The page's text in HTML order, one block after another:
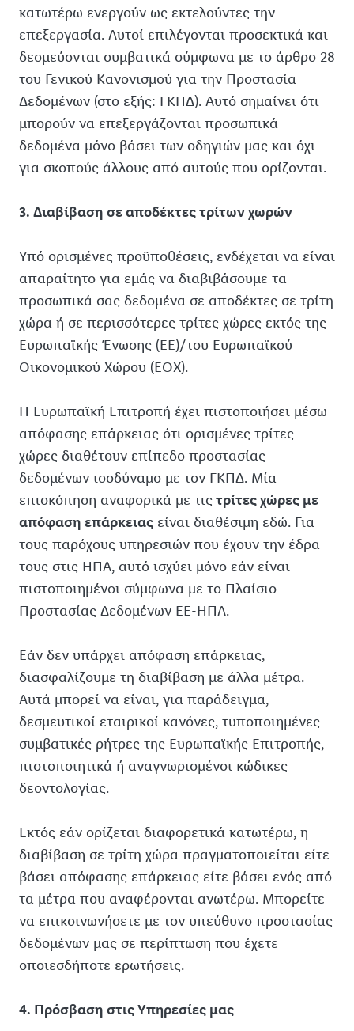
κατωτέρω ενεργούν ως εκτελούντες την
επεξεργασία. Αυτοί επιλέγονται προσεκτικά και
δεσμεύονται συμβατικά σύμφωνα με το άρθρο 28
του Γενικού Κανονισμού για την Προστασία
Δεδομένων (στο εξής: ΓΚΠΔ). Αυτό σημαίνει ότι
μπορούν να επεξεργάζονται προσωπικά
δεδομένα μόνο βάσει των οδηγιών μας και όχι
για σκοπούς άλλους από αυτούς που ορίζονται.
3. Διαβίβαση σε αποδέκτες τρίτων χωρών
Υπό ορισμένες προϋποθέσεις, ενδέχεται να είναι
απαραίτητο για εμάς να διαβιβάσουμε τα
προσωπικά σας δεδομένα σε αποδέκτες σε τρίτη
χώρα ή σε περισσότερες τρίτες χώρες εκτός της
Ευρωπαϊκής Ένωσης (ΕΕ)/του Ευρωπαϊκού
Οικονομικού Χώρου (ΕΟΧ).
Η Ευρωπαϊκή Επιτροπή έχει πιστοποιήσει μέσω
απόφασης επάρκειας ότι ορισμένες τρίτες
χώρες διαθέτουν επίπεδο προστασίας
δεδομένων ισοδύναμο με τον ΓΚΠΔ. Μία
επισκόπηση αναφορικά με τιςτρίτες χώρες με
απόφαση επάρκειας είναι διαθέσιμη εδώ. Για
τους παρόχους υπηρεσιών που έχουν την έδρα
τους στις ΗΠΑ, αυτό ισχύει μόνο εάν είναι
πιστοποιημένοι σύμφωνα με το Πλαίσιο
Προστασίας Δεδομένων ΕΕ-ΗΠΑ.
Εάν δεν υπάρχει απόφαση επάρκειας,
διασφαλίζουμε τη διαβίβαση με άλλα μέτρα.
Αυτά μπορεί να είναι, για παράδειγμα,
δεσμευτικοί εταιρικοί κανόνες, τυποποιημένες
συμβατικές ρήτρες της Ευρωπαϊκής Επιτροπής,
πιστοποιητικά ή αναγνωρισμένοι κώδικες
δεοντολογίας.
Εκτός εάν ορίζεται διαφορετικά κατωτέρω, η
διαβίβαση σε τρίτη χώρα πραγματοποιείται είτε
βάσει απόφασης επάρκειας είτε βάσει ενός από
τα μέτρα που αναφέρονται ανωτέρω. Μπορείτε
να επικοινωνήσετε με τον υπεύθυνο προστασίας
δεδομένων μας σε περίπτωση που έχετε
οποιεσδήποτε ερωτήσεις.
4. Πρόσβαση στις Υπηρεσίες μας